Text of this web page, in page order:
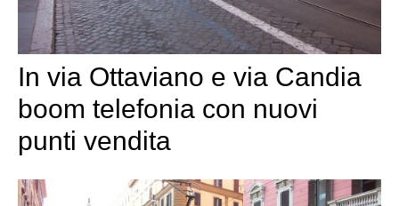
In via Ottaviano e via Candia
boom telefonia con nuovi
punti vendita